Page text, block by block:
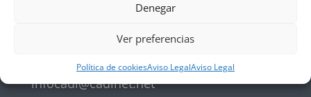
Denegar
Ver preferencias
Política de cookiesAviso LegalAviso Legal
Email
infocadi@cadinet.net